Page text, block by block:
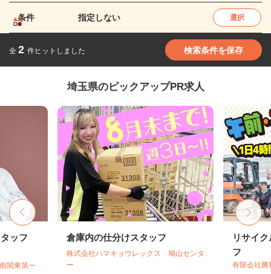
条件 指定しない 選択
全 2 件ヒットしました 検索条件を保存
埼玉県のピックアップPR求人
ッフ
関東第一
倉庫内の仕分けスタッフ
株式会社ハマキョウレックス 鳩山センタ
ー
リサイ
フ
有限会社勝